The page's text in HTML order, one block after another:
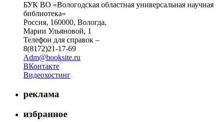
БУК ВО «Вологодская областная универсальная научная
библиотека»
Россия, 160000, Вологда,
Марии Ульяновой, 1
Телефон для справок –
8(8172)21-17-69
Adm@booksite.ru
ВКонтакте
Видеохостинг
реклама
избранное